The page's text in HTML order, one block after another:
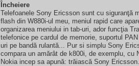
Încheiere
Telefoanele Sony Ericsson sunt cu siguranţă
flash din W880i-ul meu, meniul rapid care
organizarea meniului in tab-uri, ador funcţia
telefonice pe cardul de memorie, suportul
uri pe bandă rulantă... Pur si simplu Sony
compara un amărât de k800i, de exemplu, cu
Nokia incep sa apună: trăiască Sony Ericsson.